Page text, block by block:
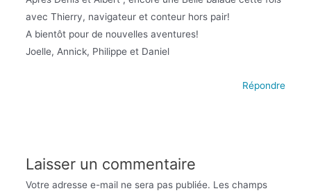
avec Thierry, navigateur et conteur hors pair!
A bientôt pour de nouvelles aventures!
Joelle, Annick, Philippe et Daniel
Répondre
Laisser un commentaire
Votre adresse e-mail ne sera pas publiée. Les champs